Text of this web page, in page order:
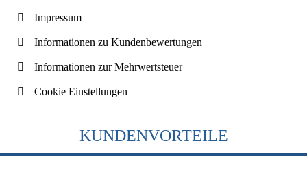
Impressum
Informationen zu Kundenbewertungen
Informationen zur Mehrwertsteuer
Cookie Einstellungen
KUNDENVORTEILE